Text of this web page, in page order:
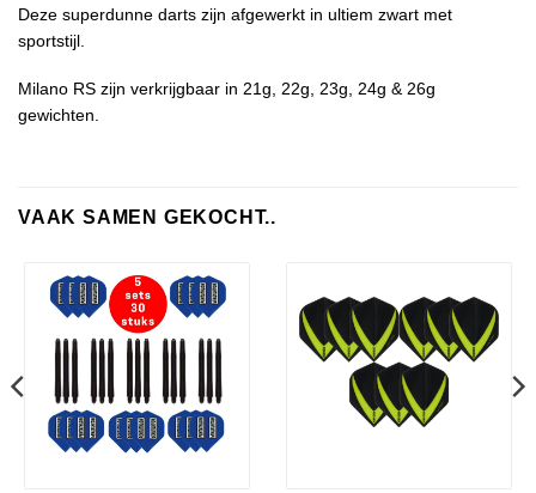
Deze superdunne darts zijn afgewerkt in ultiem zwart met
sportstijl.
Milano RS zijn verkrijgbaar in 21g, 22g, 23g, 24g & 26g
gewichten.
VAAK SAMEN GEKOCHT..